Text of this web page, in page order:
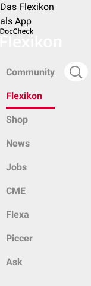
Das Flexikon
als App
Community
Flexikon
Shop
News
Jobs
CME
Flexa
Piccer
Ask